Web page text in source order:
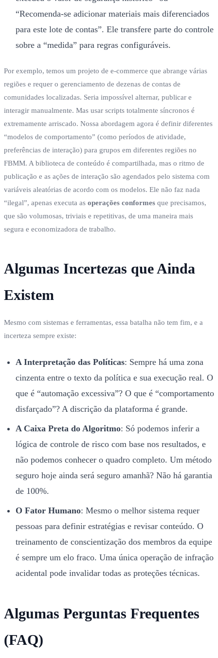
“Recomenda-se adicionar materiais mais diferenciados
para este lote de contas”. Ele transfere parte do controle
sobre a “medida” para regras configuráveis.
Por exemplo, temos um projeto de e-commerce que abrange várias
regiões e requer o gerenciamento de dezenas de contas de
comunidades localizadas. Seria impossível alternar, publicar e
interagir manualmente. Mas usar scripts totalmente síncronos é
extremamente arriscado. Nossa abordagem agora é definir diferentes
“modelos de comportamento” (como períodos de atividade,
preferências de interação) para grupos em diferentes regiões no
FBMM. A biblioteca de conteúdo é compartilhada, mas o ritmo de
publicação e as ações de interação são agendados pelo sistema com
variáveis aleatórias de acordo com os modelos. Ele não faz nada
“ilegal”, apenas executa as operações conformes que precisamos,
que são volumosas, triviais e repetitivas, de uma maneira mais
segura e economizadora de trabalho.
Algumas Incertezas que Ainda
Existem
Mesmo com sistemas e ferramentas, essa batalha não tem fim, e a
incerteza sempre existe:
A Interpretação das Políticas: Sempre há uma zona
cinzenta entre o texto da política e sua execução real. O
que é “automação excessiva”? O que é “comportamento
disfarçado”? A discrição da plataforma é grande.
A Caixa Preta do Algoritmo: Só podemos inferir a
lógica de controle de risco com base nos resultados, e
não podemos conhecer o quadro completo. Um método
seguro hoje ainda será seguro amanhã? Não há garantia
de 100%.
O Fator Humano: Mesmo o melhor sistema requer
pessoas para definir estratégias e revisar conteúdo. O
treinamento de conscientização dos membros da equipe
é sempre um elo fraco. Uma única operação de infração
acidental pode invalidar todas as proteções técnicas.
Algumas Perguntas Frequentes
(FAQ)